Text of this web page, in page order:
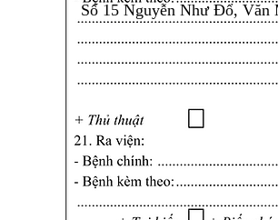
Số 15 Nguyễn Như Đổ, Văn